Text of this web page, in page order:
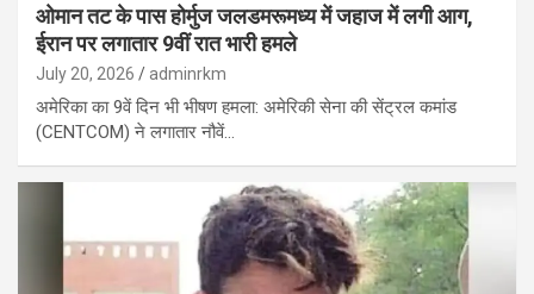
ओमान तट के पास होर्मुज जलडमरूमध्य में जहाज में लगी आग,
ईरान पर लगातार 9वीं रात भारी हमले
July 20, 2026 adminrkm
अमेरिका का 9वें दिन भी भीषण हमला: अमेरिकी सेना की सेंट्रल कमांड
(CENTCOM) ने लगातार नौवें…